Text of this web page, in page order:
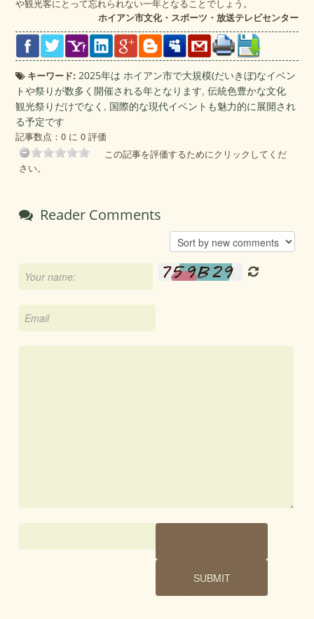
や観光客にとって忘れられない一年となることでしょう。
ホイアン市文化・スポーツ・放送テレビセンター
キーワード:2025年は ホイアン市で大規模(だいきぼ)なイベン
トや祭りが数多く開催される年となります,伝統色豊かな文化
観光祭りだけでなく , 国際的な現代イベントも魅力的に展開され
る予定です
記事数点：0 に 0 評価
この記事を評価するためにクリックしてくだ
さい。
Reader Comments